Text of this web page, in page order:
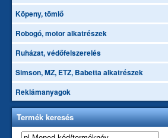
Köpeny, tömlő
Robogó, motor alkatrészek
Ruházat, védőfelszerelés
Simson, MZ, ETZ, Babetta alkatrészek
Reklámanyagok
Termék keresés